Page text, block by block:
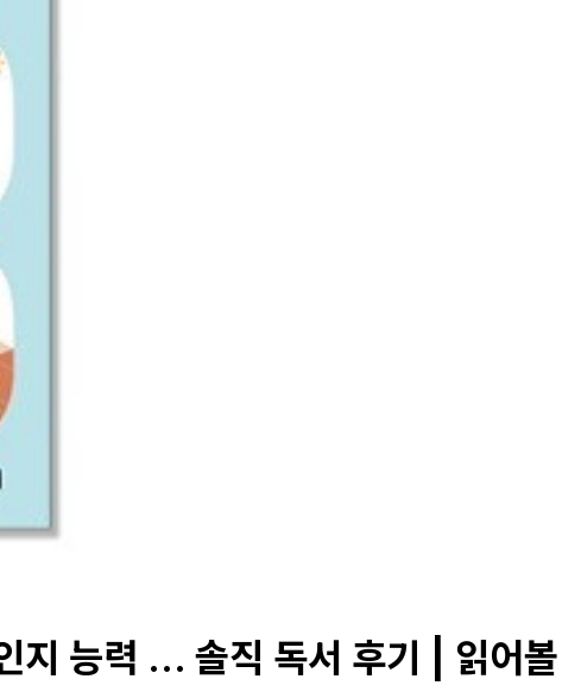
지 능력 ... 솔직 독서 후기 | 읽어볼